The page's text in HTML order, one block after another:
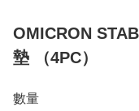
OMICRON
墊 （4PC）
數量